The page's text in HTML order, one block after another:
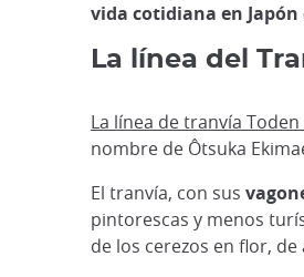
vida cotidiana en
La línea del
La línea de tranvía Toden
nombre de Ôtsuka
El tranvía, con sus
pintorescas y menos
de los cerezos en flor,